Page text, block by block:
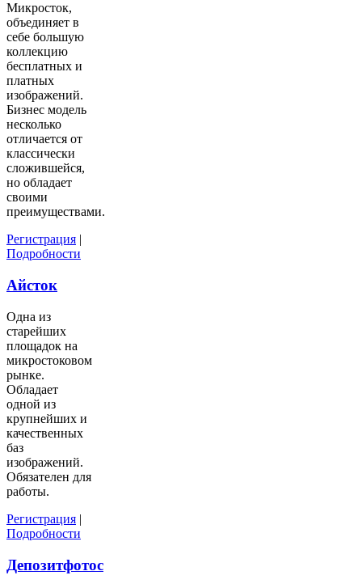
Микросток,
объединяет в
себе большую
коллекцию
бесплатных и
платных
изображений.
Бизнес модель
несколько
отличается от
классически
сложившейся,
но обладает
своими
преимуществами.
Регистрация
Подробности
Айсток
Одна из
старейших
площадок на
микростоковом
рынке.
Обладает
одной из
крупнейших и
качественных
баз
изображений.
Обязателен для
работы.
Регистрация |
Подробности
Депозитфотос